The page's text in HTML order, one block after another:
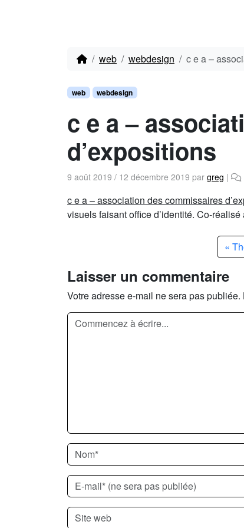
web webdesign c e a –
web webdesign
c e a –
d’expositions
9 août 2019 / 12 décembre 2019 par greg |
c e a – association des commissaires
visuels faisant office d’identité. Co-
Laisser un commentaire
Votre adresse e-mail ne sera pas publiée.